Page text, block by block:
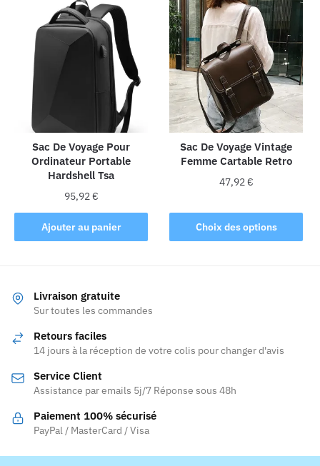
variations.
Les
options
peuvent
choisies
la
page
du
produit
Sac De Voyage Pour
Ordinateur Portable
Hardshell Tsa
95,92€
Ajouter au panier
Sac De Voyage Vintage
Femme Cartable Retro
47,92€
Choix des options
produit
a
être
la
Livraison gratuite
Sur toutes les commandes
Retours faciles
14 jours à la réception de votre colis pour changer d'avis
Service Client
Assistance par emails 5j/7 Réponse sous 48h
Paiement 100% sécurisé
PayPal / MasterCard / Visa